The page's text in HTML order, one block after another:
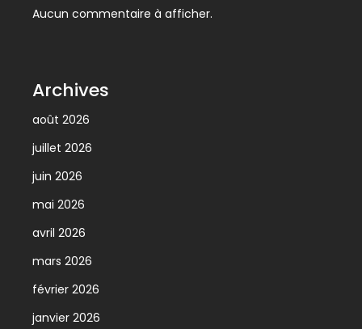
Aucun commentaire à afficher.
Archives
août 2026
juillet 2026
juin 2026
mai 2026
avril 2026
mars 2026
février 2026
janvier 2026